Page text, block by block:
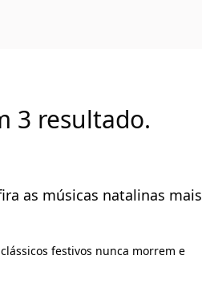
3 resultado.
as músicas natalinas mais
festivos nunca morrem e